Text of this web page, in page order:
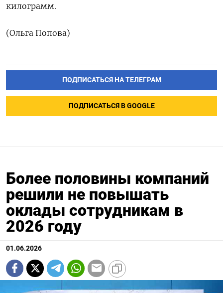
килограмм.
(Ольга Попова)
ПОДПИСАТЬСЯ НА ТЕЛЕГРАМ
ПОДПИСАТЬСЯ В GOOGLE
Более половины компаний
решили не повышать
оклады сотрудникам в
2026 году
01.06.2026